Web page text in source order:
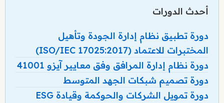
أحدث الدورات
دورة تطبيق نظام إدارة الجودة وتأهيل
المختبرات للاعتماد (ISO/IEC 17025:2017)
دورة نظام إدارة المرافق وفق معايير آيزو 41001
دورة تصميم شبكات الجهد المتوسط
دورة تمويل الشركات والحوكمة وقيادة ESG